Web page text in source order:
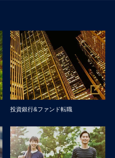
投資銀行&ファンド転職